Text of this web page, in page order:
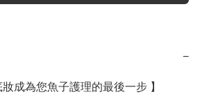
−
成為您魚子護理的最後一步 】